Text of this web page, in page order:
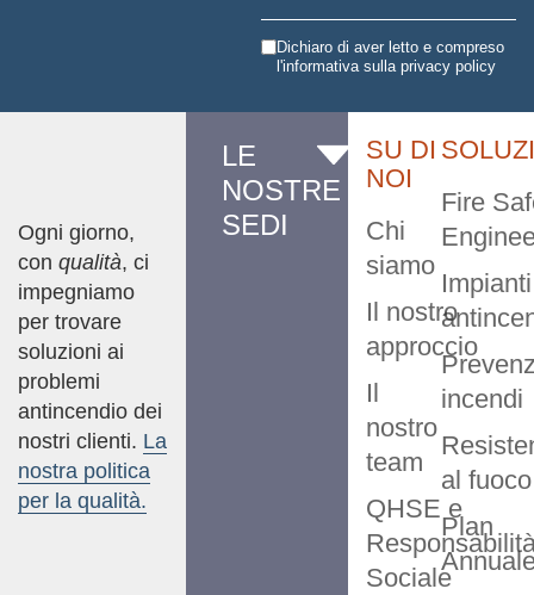
Dichiaro di aver letto e compreso
l'informativa sullaprivacy policy
Ogni giorno,
con qualità, ci
impegniamo
per trovare
soluzioni ai
problemi
antincendio dei
nostri clienti. La
nostra politica
per la qualità.
LE
NOSTRE
SEDI
SU DI
NOI
Chi
siamo
Il nostro
approccio
Il
nostro
team
QHSE e
Sociale
Fire
Impianti
incendi
al fuoco
Plan